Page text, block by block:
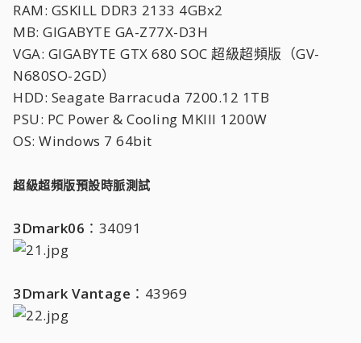
RAM: GSKILL DDR3 2133 4GBx2
MB: GIGABYTE GA-Z77X-D3H
VGA: GIGABYTE GTX 680 SOC 超級超頻版（GV-
N680SO-2GD）
HDD: Seagate Barracuda 7200.12 1TB
PSU: PC Power & Cooling MKIII 1200W
OS: Windows 7 64bit
超級超頻版預設時脈測試
3Dmark06 ：34091
3Dmark Vantage ：43969